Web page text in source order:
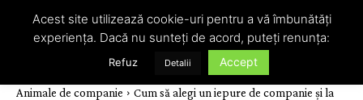
Animale de companie
Cum să alegi un iepure de companie și la
Acest site utilizează cookie-uri pentru a vă îmbunătăți
experiența. Dacă nu sunteți de acord, puteți renunța:
Refuz Detalii Accept